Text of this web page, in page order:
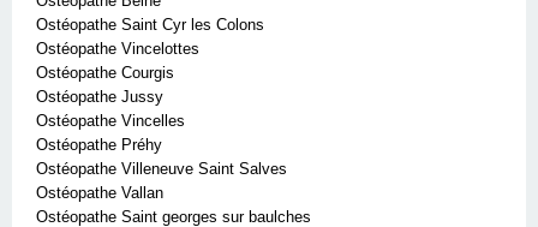
Ostéopathe Saint Cyr les Colons
Ostéopathe Vincelottes
Ostéopathe Courgis
Ostéopathe Jussy
Ostéopathe Vincelles
Ostéopathe Préhy
Ostéopathe Villeneuve Saint Salves
Ostéopathe Vallan
Ostéopathe Saint georges sur baulches